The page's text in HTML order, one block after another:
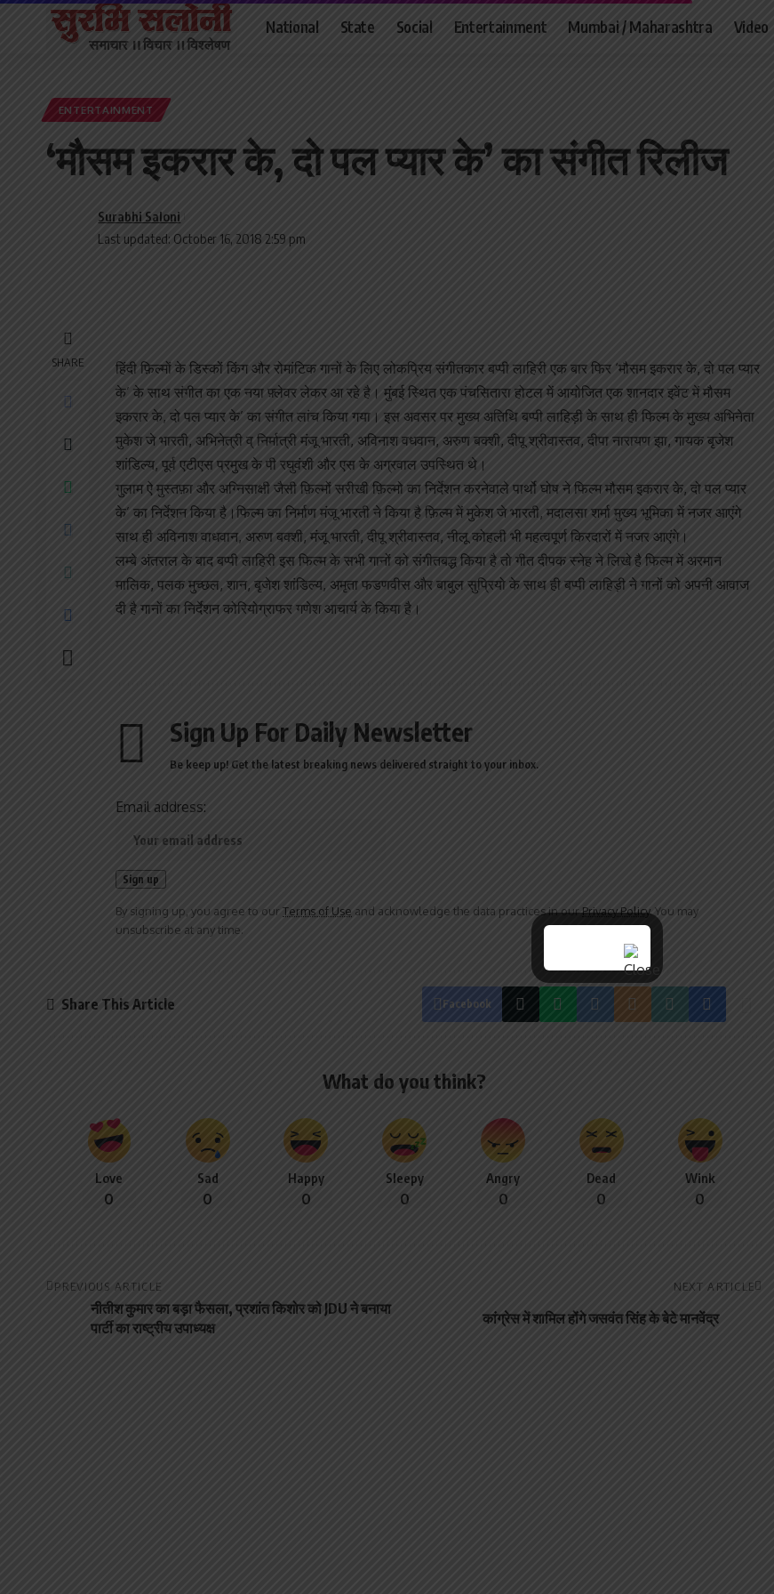
National State Social Entertainment Mumbai / Maharashtra Video
ENTERTAINMENT
‘मौसम इकरार के, दो पल प्यार के’ का संगीत रिलीज
Last updated: October 16, 2018 2:59 pm
Surabhi Saloni
SHARE
हिंदी फ़िल्मों के डिस्कों किंग और रोमांटिक गानों के लिए लोकप्रिय संगीतकार बप्पी लाहिरी एक बार फिर ‘मौसम इकरार के, दो पल प्यार
के’ के साथ संगीत का एक नया फ़्लेवर लेकर आ रहे है। मुंबई स्थित एक पंचसितारा होटल में आयोजित एक शानदार इवेंट में मौसम
इकरार के, दो पल प्यार के’ का संगीत लांच किया गया। इस अवसर पर मुख्य अतिथि बप्पी लाहिड़ी के साथ ही फिल्म के मुख्य अभिनेता
मुकेश जे भारती, अभिनेत्री व् निर्मात्री मंजू भारती, अविनाश वधवान, अरुण बक्शी, दीपू श्रीवास्तव, दीपा नारायण झा, गायक बृजेश
शांडिल्य, पूर्व एटीएस प्रमुख के पी रघुवंशी और एस के अग्रवाल उपस्थित थे।
गुलाम ऐ मुस्तफ़ा और अग्निसाक्षी जैसी फ़िल्मों सरीखी फ़िल्मो का निर्देशन करनेवाले पार्थो घोष ने फिल्म मौसम इकरार के, दो पल प्यार
के’ का निर्देशन किया है।फिल्म का निर्माण मंजू भारती ने किया है फ़िल्म में मुकेश जे भारती, मदालसा शर्मा मुख्य भूमिका में नजर आएंगे
साथ ही अविनाश वाधवान, अरुण बक्शी, मंजू भारती, दीपू श्रीवास्तव, नीलू कोहली भी महत्वपूर्ण किरदारों में नजर आएंगे।
लम्बे अंतराल के बाद बप्पी लाहिरी इस फिल्म के सभी गानों को संगीतबद्ध किया है तो गीत दीपक स्नेह ने लिखे है फिल्म में अरमान
मालिक, पलक मुच्छल, शान, बृजेश शांडिल्य, अमृता फडणवीस और बाबुल सुप्रियो के साथ ही बप्पी लाहिड़ी ने गानों को अपनी आवाज
दी है गानों का निर्देशन कोरियोग्राफर गणेश आचार्य के किया है।
Sign Up For Daily Newsletter
Be keep up! Get the latest breaking news delivered straight to your inbox.
Email address:
By signing up, you agree to ourTerms of Use and acknowledge the data practices in ourPrivacy Policy. You may
unsubscribe at any time.
Share This Article Facebook
What do you think?
Love
0
Sad
0
Happy
0
Sleepy
0
Angry
0
Dead
0
Wink
0
PREVIOUS ARTICLE
नीतीश कुमार का बड़ा फैसला, प्रशांत किशोर को JDU ने बनाया
पार्टी का राष्‍ट्रीय उपाध्‍यक्ष
NEXT ARTICLE
कांग्रेस में शामिल होंगे जसवंत सिंह के बेटे मानवेंद्र